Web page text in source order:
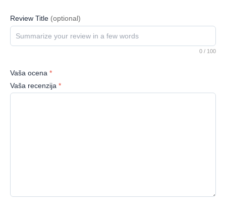
Review Title (optional)
0 / 100
Vaša ocena *
Vaša recenzija *